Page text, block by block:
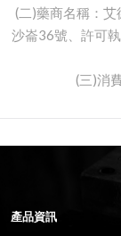
(二)藥商名稱：
沙崙36號、許可
(三)消
產品資訊